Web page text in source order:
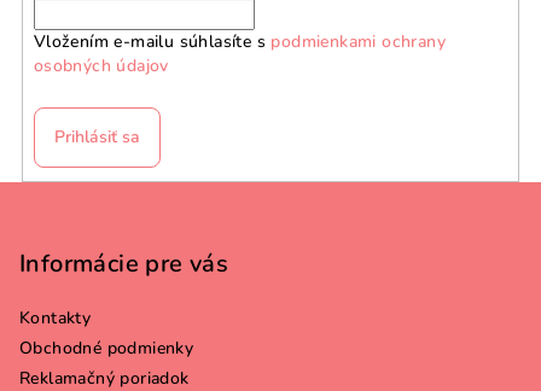
Vložením e-mailu súhlasíte s podmienkami ochrany
osobných údajov
Prihlásiť sa
Informácie pre vás
Kontakty
Obchodné podmienky
Reklamačný poriadok